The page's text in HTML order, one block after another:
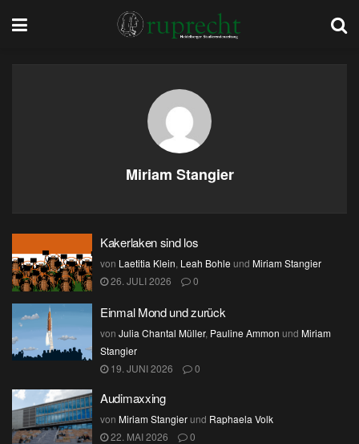
Miriam Stangier
Kakerlaken sind los
von Laetitia Klein, Leah Bohle und Miriam Stangier
26. JULI 2026
0
Einmal Mond und zurück
von Julia Chantal Müller, Pauline Ammon und Miriam
Stangier
19. JUNI 2026
0
Audimaxxing
von Miriam Stangierund Raphaela Volk
22. MAI 2026
0